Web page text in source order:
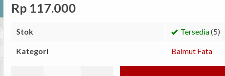
Rp 117.000
Stok Tersedia(5)
Kategori Balmut Fata